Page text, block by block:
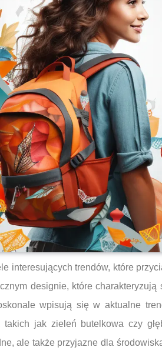
trendów, które
designie, które
wpisują się w aktualne
jak zieleń butelkowa czy
ale także przyjazne dla